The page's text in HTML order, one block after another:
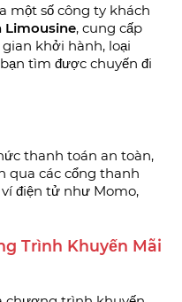
một số công ty khách
Limousine, cung cấp
khởi hành, loại
tìm được chuyến đi
thanh toán an toàn,
qua các cổng thanh
điện tử như Momo,
Trình Khuyến Mãi